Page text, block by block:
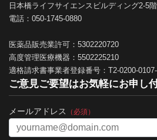
日本橋ライフサイエンスビルディング2-5階
電話：050-1745-0880
医薬品販売業許可：5302220720
高度管理医療機器：5502225210
適格請求書事業者登録番号：T2-0200-
ご意見ご要望はお気軽にお申し
メールアドレス （必須）